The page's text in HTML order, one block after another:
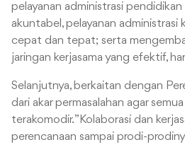
pelayanan administrasi
akuntabel, pelayanan administrasi
cepat dan tepat; serta
jaringan kerjasama yang efektif,
Selanjutnya, berkaitan dengan
dari akar permasalahan agar
terakomodir. ”Kolaborasi dan
perencanaan sampai prodi-